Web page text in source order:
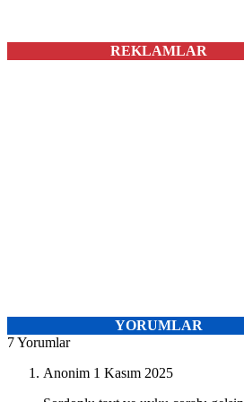
REKLAMLAR
YORUMLAR
7 Yorumlar
Anonim 1 Kasım 2025